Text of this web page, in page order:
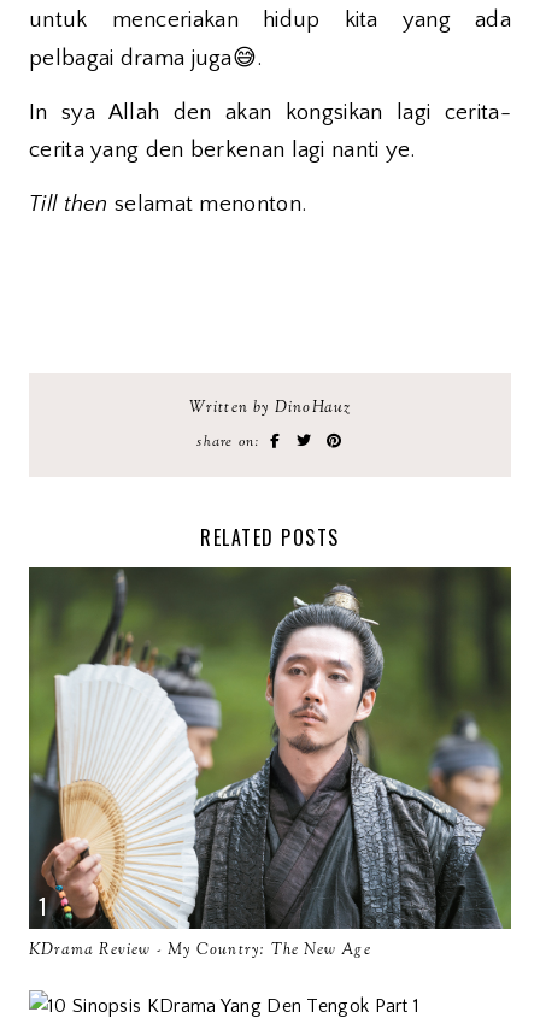
untuk menceriakan hidup kita yang ada
pelbagai drama juga😅.
Insya Allah den akan kongsikan lagi cerita-
cerita yang den berkenan lagi nanti ye.
Till then selamat menonton.
Written by DinoHauz
share on:
RELATED POSTS
KDrama Review - My Country: The New Age